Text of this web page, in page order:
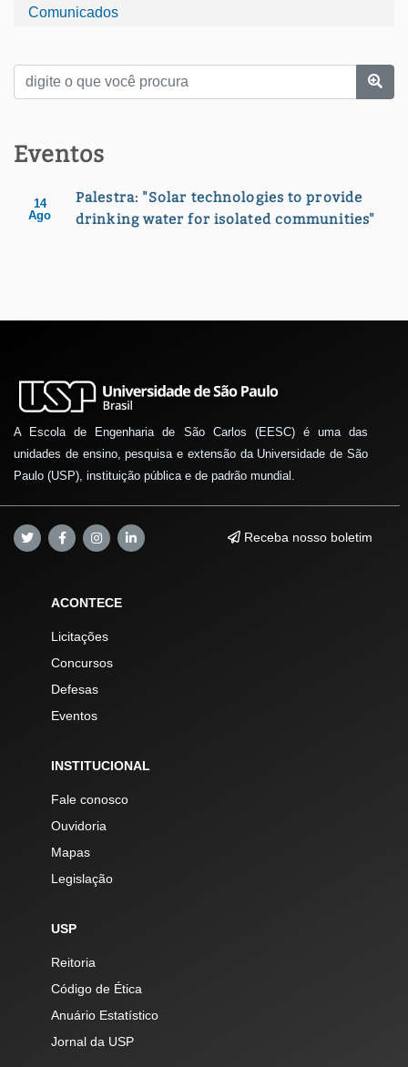
Comunicados
Eventos
14
Ago
Palestra: "Solar technologies to provide
drinking water for isolated communities"
A Escola de Engenharia de São Carlos (EESC) é uma das
unidades de ensino, pesquisa e extensão da Universidade de São
Paulo (USP), instituição pública e de padrão mundial.
Receba nosso boletim
ACONTECE
Licitações
Concursos
Defesas
Eventos
INSTITUCIONAL
Fale conosco
Ouvidoria
Mapas
Legislação
USP
Reitoria
Código de Ética
Anuário Estatístico
Jornal da USP